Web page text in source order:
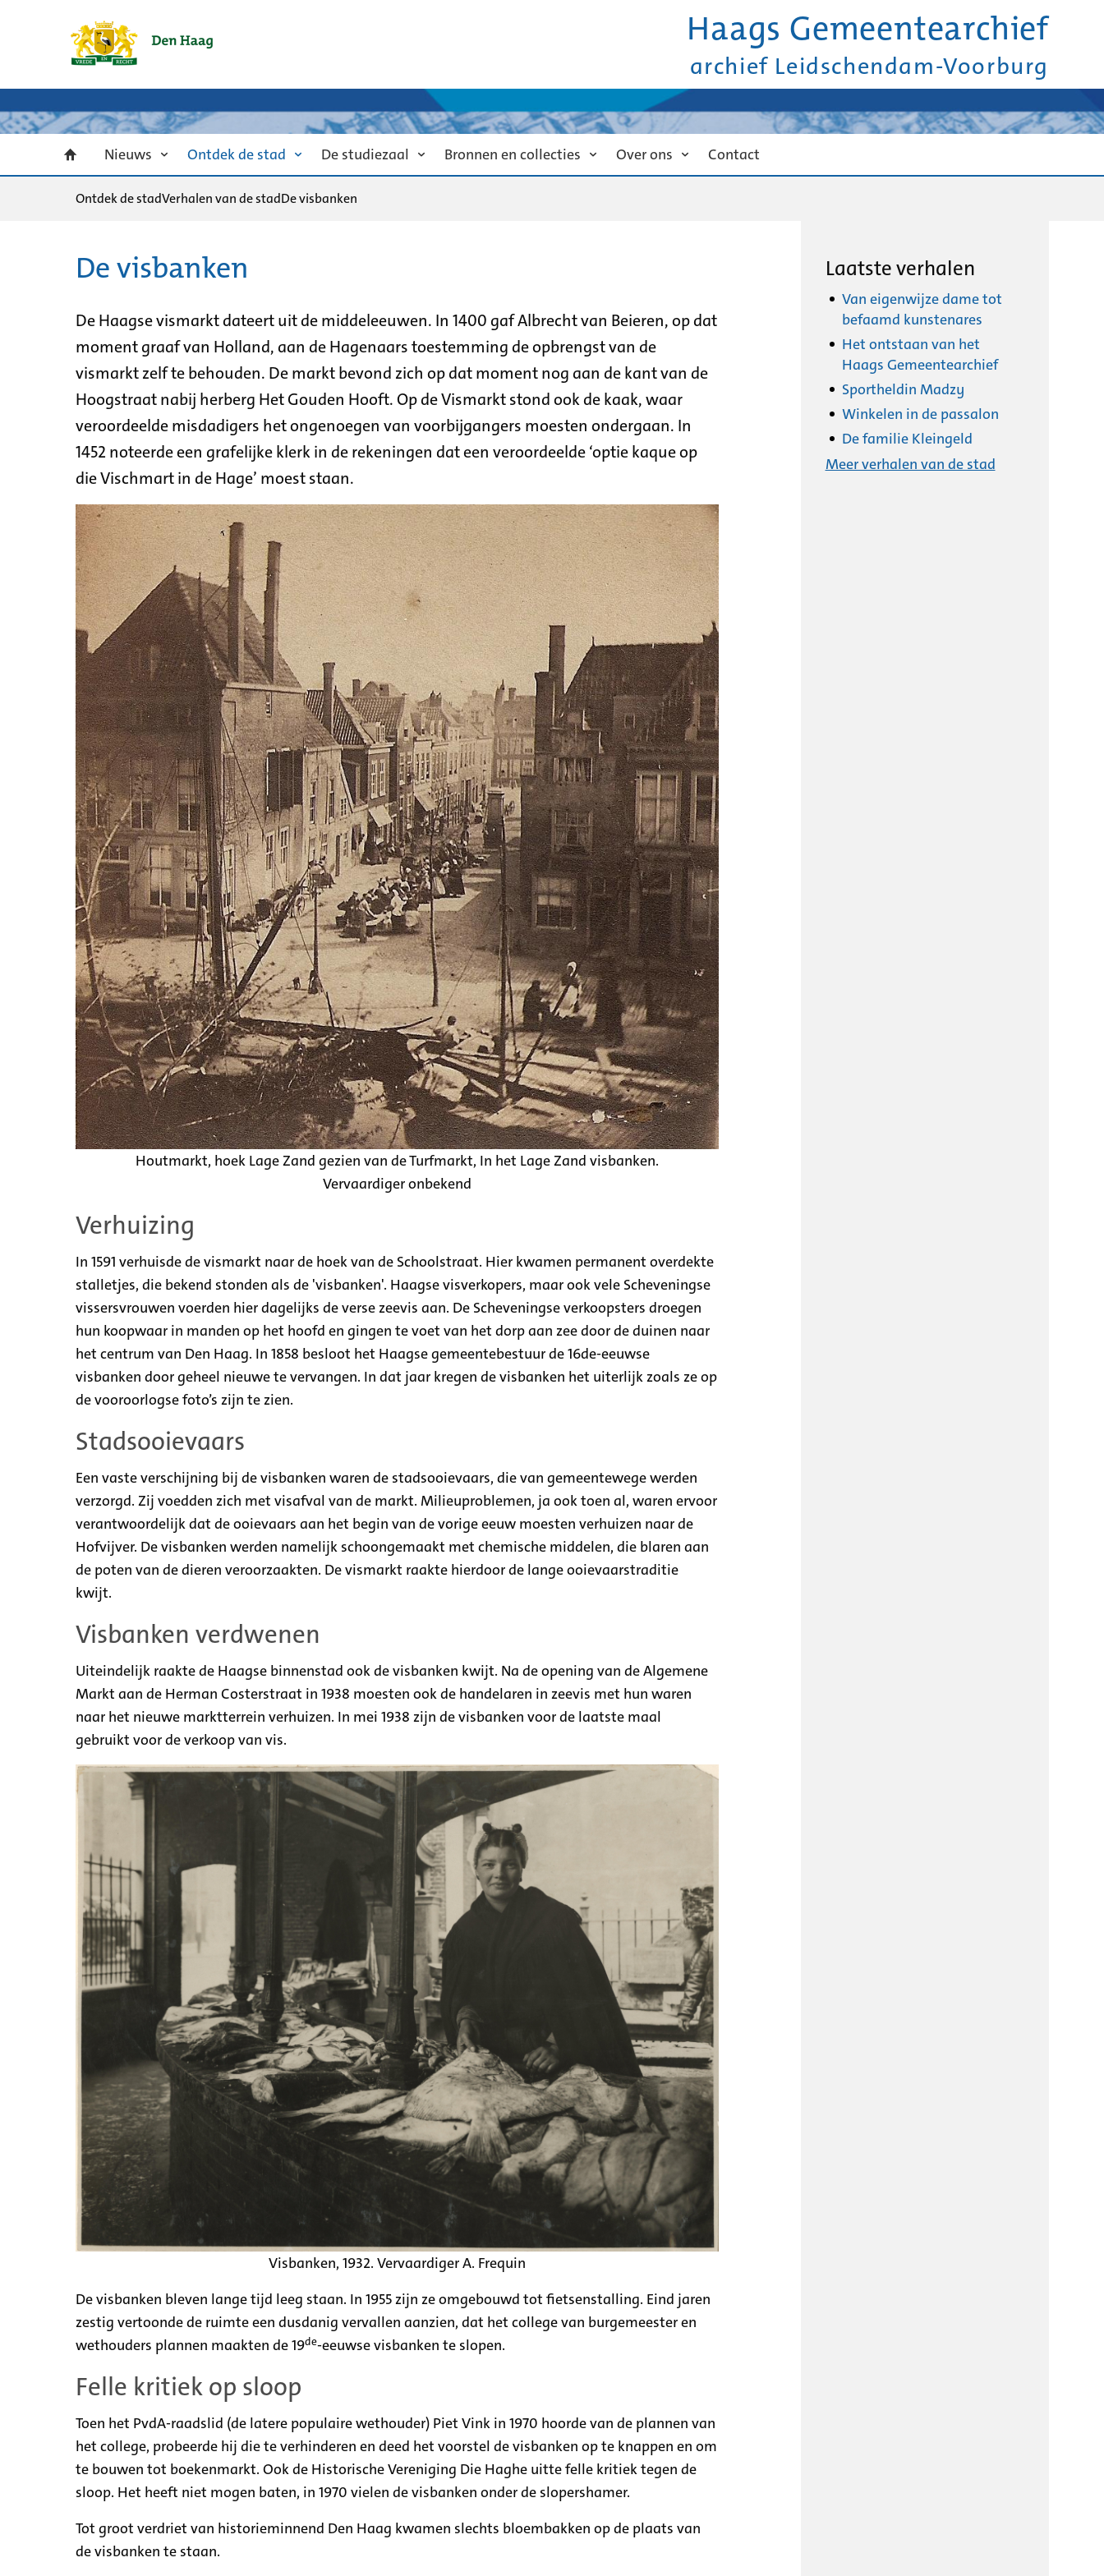
Haags Gemeentearchief
archief Leidschendam-Voorburg
Nieuws Ontdek de stad De studiezaal Bronnen en collecties Over ons Contact
Ontdek de stadVerhalen van de stadDe visbanken
De visbanken
De Haagse vismarkt dateert uit de middeleeuwen. In 1400 gaf Albrecht van Beieren, op dat
moment graaf van Holland, aan de Hagenaars toestemming de opbrengst van de
vismarkt zelf te behouden. De markt bevond zich op dat moment nog aan de kant van de
Hoogstraat nabij herberg Het Gouden Hooft. Op de Vismarkt stond ook de kaak, waar
veroordeelde misdadigers het ongenoegen van voorbijgangers moesten ondergaan. In
1452 noteerde een grafelijke klerk in de rekeningen dat een veroordeelde ‘optie kaque op
die Vischmart in de Hage’ moest staan.
Houtmarkt, hoek Lage Zand gezien van de Turfmarkt, In het Lage Zand visbanken.
Vervaardiger onbekend
Verhuizing
In 1591 verhuisde de vismarkt naar de hoek van de Schoolstraat. Hier kwamen permanent overdekte
stalletjes, die bekend stonden als de 'visbanken'. Haagse visverkopers, maar ook vele Scheveningse
vissersvrouwen voerden hier dagelijks de verse zeevis aan. De Scheveningse verkoopsters droegen
hun koopwaar in manden op het hoofd en gingen te voet van het dorp aan zee door de duinen naar
het centrum van Den Haag. In 1858 besloot het Haagse gemeentebestuur de 16de-eeuwse
visbanken door geheel nieuwe te vervangen. In dat jaar kregen de visbanken het uiterlijk zoals ze op
de vooroorlogse foto’s zijn te zien.
Stadsooievaars
Een vaste verschijning bij de visbanken waren de stadsooievaars, die van gemeentewege werden
verzorgd. Zij voedden zich met visafval van de markt. Milieuproblemen, ja ook toen al, waren ervoor
verantwoordelijk dat de ooievaars aan het begin van de vorige eeuw moesten verhuizen naar de
Hofvijver. De visbanken werden namelijk schoongemaakt met chemische middelen, die blaren aan
de poten van de dieren veroorzaakten. De vismarkt raakte hierdoor de lange ooievaarstraditie
kwijt.
Visbanken verdwenen
Uiteindelijk raakte de Haagse binnenstad ook de visbanken kwijt. Na de opening van de Algemene
Markt aan de Herman Costerstraat in 1938 moesten ook de handelaren in zeevis met hun waren
naar het nieuwe marktterrein verhuizen. In mei 1938 zijn de visbanken voor de laatste maal
gebruikt voor de verkoop van vis.
Visbanken, 1932. Vervaardiger A. Frequin
De visbanken bleven lange tijd leeg staan. In 1955 zijn ze omgebouwd tot fietsenstalling. Eind jaren
zestig vertoonde de ruimte een dusdanig vervallen aanzien, dat het college van burgemeester en
wethouders plannen maakten de 19de-eeuwse visbanken te slopen.
Felle kritiek op sloop
Toen het PvdA-raadslid (de latere populaire wethouder) Piet Vink in 1970 hoorde van de plannen van
het college, probeerde hij die te verhinderen en deed het voorstel de visbanken op te knappen en om
te bouwen tot boekenmarkt. Ook de Historische Vereniging Die Haghe uitte felle kritiek tegen de
sloop. Het heeft niet mogen baten, in 1970 vielen de visbanken onder de slopershamer.
Tot groot verdriet van historieminnend Den Haag kwamen slechts bloembakken op de plaats van
de visbanken te staan.
Laatste verhalen
Van eigenwijze dame tot
befaamd kunstenares
Het ontstaan van het
Haags Gemeentearchief
Sportheldin Madzy
Winkelen in de passalon
De familie Kleingeld
Meer verhalen van de stad